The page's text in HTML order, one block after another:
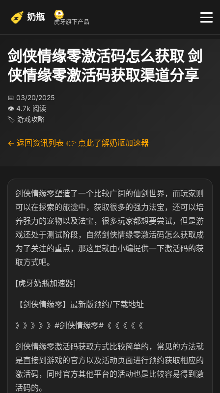
奶瓶 虎牙旗下产品
剑侠情缘零激活码怎么获取 剑
侠情缘零激活码获取渠道分享
📅 03/20/2025
👁 4.7k 阅读
🏷 游戏攻略
← 返回资讯列表 👉 点此了解奶瓶加速器
剑侠情缘零塑造了一个比较广阔的仙剑世界，而玩家则
可以在探索的旅途中，获取很多的强力法宝，还可以培
养强力的宠物以及法宝，很多玩家都想要尝试，但是游
戏还处于测试阶段，自然剑侠情缘零激活码怎么获取成
为了关注的重点，那这里就由小编提供一下激活码的获
取方式吧。
[虎牙奶瓶加速器]
【剑侠情缘零】最新版预约/下载地址
》》》》》#剑侠情缘零#《《《《《
剑侠情缘零激活码获取方式比较简单的，常见的方法就
是直接到游戏的官方以及活动页面进行预约获取相应的
激活码，同时官方其他平台的活动也是比较容易得到激
活码的。